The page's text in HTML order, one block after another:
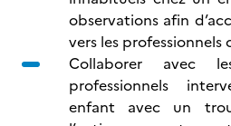
observations afin
vers les
Collaborer avec
professionnels
enfant avec un